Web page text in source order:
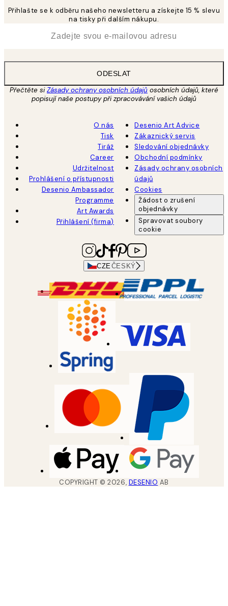
Přihlašte se k odběru našeho newsletteru a získejte 15 % slevu
na tisky při dalším nákupu.
ODESLAT
Přečtěte siZásady ochrany osobních údajů osobních údajů, které
popisují naše postupy při zpracovávání vašich údajů
O nás
Tisk
Tiráž
Career
Udržitelnost
Prohlášení o přístupnosti
Desenio Ambassador
Programme
Art Awards
Přihlášení (firma)
Desenio Art Advice
Zákaznický servis
Sledování objednávky
Obchodní podmínky
Zásady ochrany osobních
údajů
Cookies
Žádost o zrušení
objednávky
Spravovat soubory
cookie
CZE ČESKÝ
COPYRIGHT ©2026, DESENIO AB